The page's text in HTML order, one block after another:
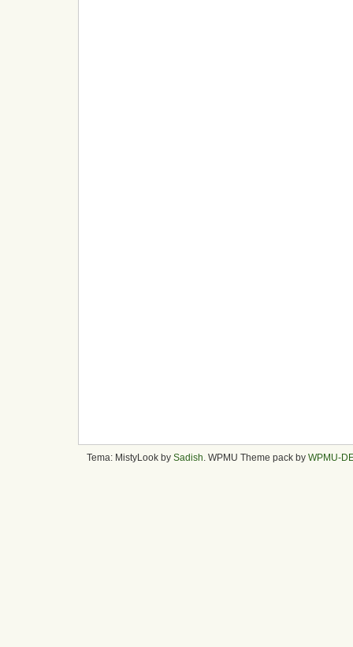
Tema: MistyLook by Sadish . WPMU Theme pack by WPMU-